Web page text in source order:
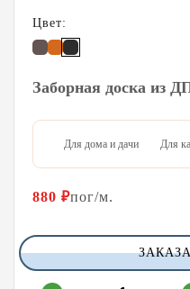
Цвет:
Заборная доска из
Для дома и дачи Для
880 ₽пог/м.